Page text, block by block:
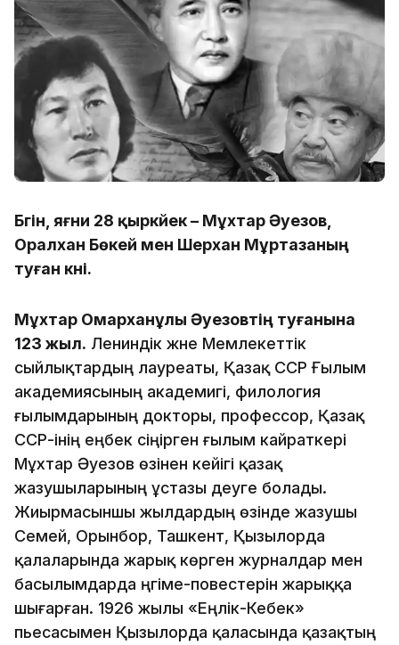
Бүгін, яғни 28 қыркүйек – Мұхтар Әуезов,
Оралхан Бөкей мен Шерхан Мұртазаның
туған күні.
Мұхтар Омарханұлы Әуезовтің туғанына
123 жыл. Лениндік және Мемлекеттік
сыйлықтардың лауреаты, Қазақ ССР Ғылым
академиясының академигі, филология
ғылымдарының докторы, профессор, Қазақ
ССР-інің еңбек сіңірген ғылым кайраткері
Мұхтар Әуезов өзінен кейігі қазақ
жазушыларының ұстазы деуге болады.
Жиырмасыншы жылдардың өзінде жазушы
Семей, Орынбор, Ташкент, Қызылорда
қалаларында жарық көрген журналдар мен
басылымдарда әңгіме-повестерін жарыққа
шығарған. 1926 жылы «Еңлік-Кебек»
пьесасымен Қызылорда қаласында қазақтың